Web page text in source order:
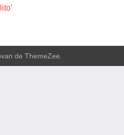
de ThemeZee.